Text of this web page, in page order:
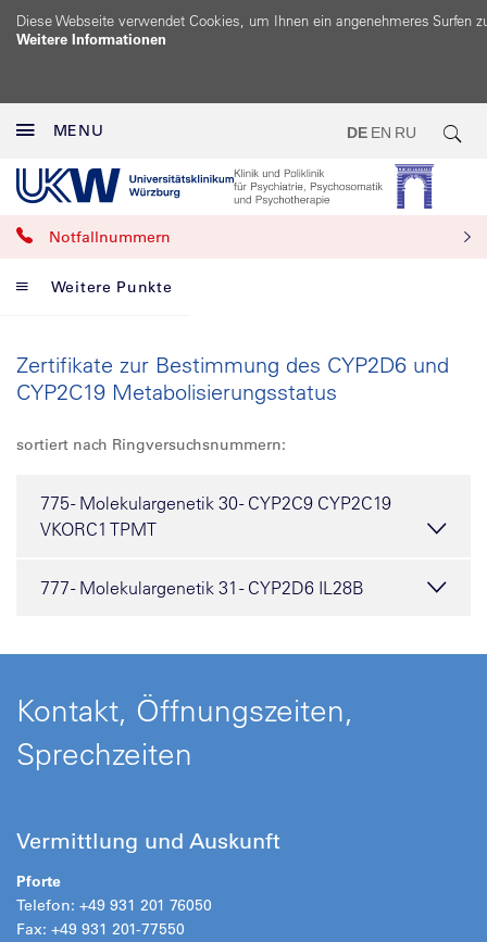
Diese Webseite verwendet Cookies, um Ihnen ein angenehmeres Surfen
Weitere Informationen
MENU DE EN RU
Notfallnummern
Weitere Punkte
Zertifikate zur Bestimmung des CYP2D6 und
CYP2C19 Metabolisierungsstatus
sortiert nach Ringversuchsnummern:
775 - Molekulargenetik 30 - CYP2C9 CYP2C19
VKORC1 TPMT
777 - Molekulargenetik 31 - CYP2D6 IL28B
Kontakt, Öffnungszeiten,
Sprechzeiten
Vermittlung und Auskunft
Pforte
Telefon: +49 931 201 76050
Fax: +49 931 201-77550